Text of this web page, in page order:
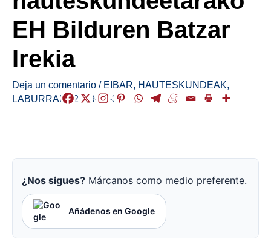
EH Bilduren Batzar
Irekia
Deja un comentario / EIBAR, HAUTESKUNDEAK,
LABURRAK/2019-01-30
¿Nos sigues? Márcanos como medio preferente.
Añádenos en Google